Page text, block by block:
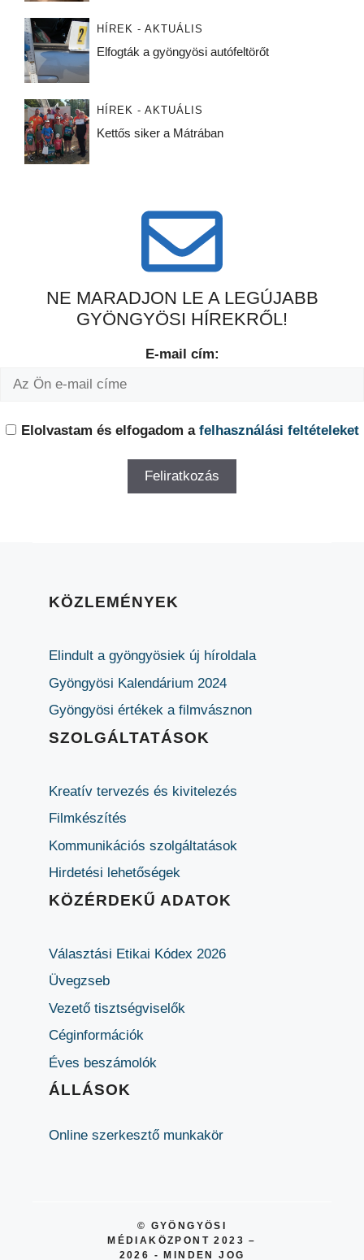
HÍREK - AKTUÁLIS
Elfogták a gyöngyösi autófeltörőt
HÍREK - AKTUÁLIS
Kettős siker a Mátrában
NE MARADJON LE A LEGÚJABB
GYÖNGYÖSI HÍREKRŐL!
E-mail cím:
Elolvastam és elfogadom a felhasználási feltételeket
KÖZLEMÉNYEK
Elindult a gyöngyösiek új híroldala
Gyöngyösi Kalendárium 2024
Gyöngyösi értékek a filmvásznon
SZOLGÁLTATÁSOK
Kreatív tervezés és kivitelezés
Filmkészítés
Kommunikációs szolgáltatások
Hirdetési lehetőségek
KÖZÉRDEKŰ ADATOK
Választási Etikai Kódex 2026
Üvegzseb
Vezető tisztségviselők
Céginformációk
Éves beszámolók
ÁLLÁSOK
Online szerkesztő munkakör
© GYÖNGYÖSI
MÉDIAKÖZPONT 2023 –
2026 - MINDEN JOG